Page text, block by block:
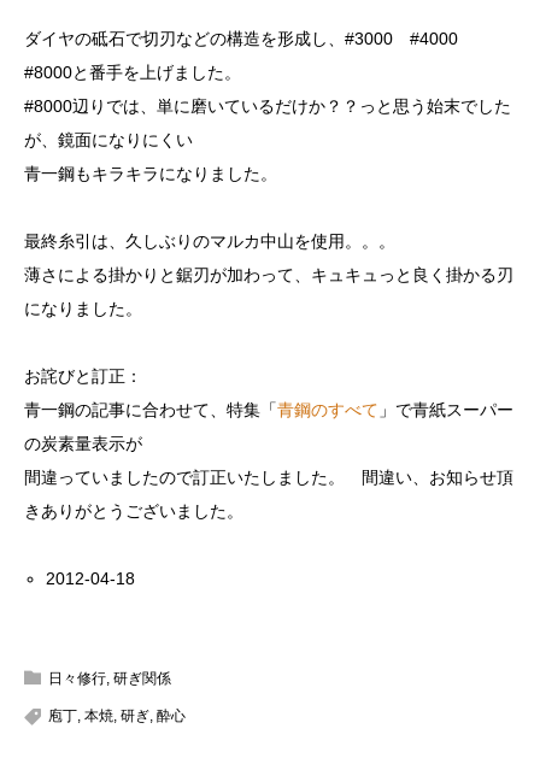
ダイヤの砥石で切刃などの構造を形成し、#3000 #4000
#8000と番手を上げました。
#8000辺りでは、単に磨いているだけか？？っと思う始末でした
が、鏡面になりにくい
青一鋼もキラキラになりました。
最終糸引は、久しぶりのマルカ中山を使用。。。
薄さによる掛かりと鋸刃が加わって、キュキュっと良く掛かる刃
になりました。
お詫びと訂正：
青一鋼の記事に合わせて、特集「青鋼のすべて 」で青紙スーパー
の炭素量表示が
間違っていましたので訂正いたしました。 間違い、お知らせ頂
きありがとうございました。
2012-04-18
日々修行, 研ぎ関係
庖丁, 本焼, 研ぎ, 酔心